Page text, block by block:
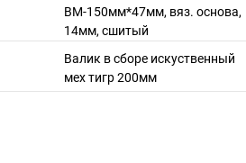
ВМ-150мм*47мм, вяз. основа,
14мм, сшитый
Валик в сборе искуственный
мех тигр 200мм